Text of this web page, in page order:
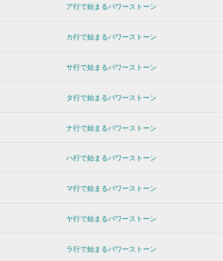
ア行で始まるパワーストーン
カ行で始まるパワーストーン
サ行で始まるパワーストーン
タ行で始まるパワーストーン
ナ行で始まるパワーストーン
ハ行で始まるパワーストーン
マ行で始まるパワーストーン
ヤ行で始まるパワーストーン
ラ行で始まるパワーストーン